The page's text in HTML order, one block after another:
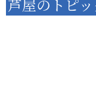
芦屋のトピ